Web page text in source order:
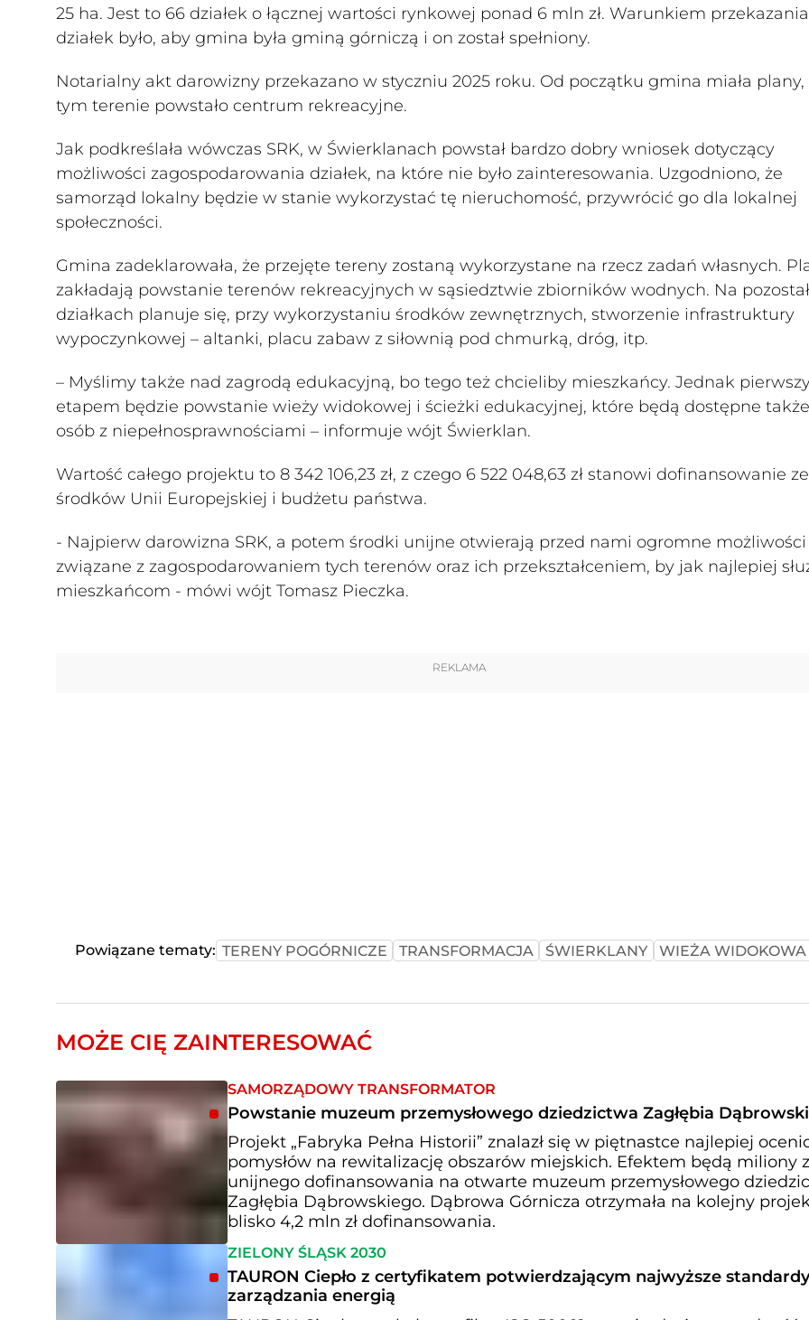
25 ha. Jest to 66 działek o łącznej wartości rynkowej ponad 6 mln zł. Warunkiem przekazania
działek było, aby gmina była gminą górniczą i on został spełniony.
Notarialny akt darowizny przekazano w styczniu 2025 roku. Od początku gmina miała plany,
tym terenie powstało centrum rekreacyjne.
Jak podkreślała wówczas SRK, w Świerklanach powstał bardzo dobry wniosek dotyczący
możliwości zagospodarowania działek, na które nie było zainteresowania. Uzgodniono, że
samorząd lokalny będzie w stanie wykorzystać tę nieruchomość, przywrócić go dla lokalnej
społeczności.
Gmina zadeklarowała, że przejęte tereny zostaną wykorzystane na rzecz zadań własnych.
zakładają powstanie terenów rekreacyjnych w sąsiedztwie zbiorników wodnych. Na
działkach planuje się, przy wykorzystaniu środków zewnętrznych, stworzenie infrastruktury
wypoczynkowej – altanki, placu zabaw z siłownią pod chmurką, dróg, itp.
– Myślimy także nad zagrodą edukacyjną, bo tego też chcieliby mieszkańcy. Jednak
etapem będzie powstanie wieży widokowej i ścieżki edukacyjnej, które będą dostępne
osób z niepełnosprawnościami – informuje wójt Świerklan.
Wartość całego projektu to 8 342 106,23 zł, z czego 6 522 048,63 zł stanowi dofinansowanie ze
środków Unii Europejskiej i budżetu państwa.
- Najpierw darowizna SRK, a potem środki unijne otwierają przed nami ogromne możliwości
związane z zagospodarowaniem tych terenów oraz ich przekształceniem, by jak najlepiej
mieszkańcom - mówi wójt Tomasz Pieczka.
REKLAMA
Powiązane tematy: TERENY POGÓRNICZE TRANSFORMACJA ŚWIERKLANY WIEŻA WIDOKOWA
MOŻE CIĘ ZAINTERESOWAĆ
SAMORZĄDOWY TRANSFORMATOR
Powstanie muzeum przemysłowego dziedzictwa Zagłębia
Projekt „Fabryka Pełna Historii” znalazł się w piętnastce najlepiej
pomysłów na rewitalizację obszarów miejskich. Efektem będą miliony
unijnego dofinansowania na otwarte muzeum przemysłowego
Zagłębia Dąbrowskiego. Dąbrowa Górnicza otrzymała na kolejny
blisko 4,2 mln zł dofinansowania.
ZIELONY ŚLĄSK 2030
TAURON Ciepło z certyfikatem potwierdzającym najwyższe standardy
zarządzania energią